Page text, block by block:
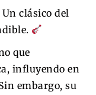
clásico del
que
influyendo en
embargo, su